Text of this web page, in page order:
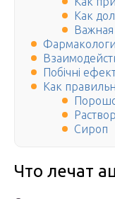
Как
Побічні
Как
Сироп
Что лечат